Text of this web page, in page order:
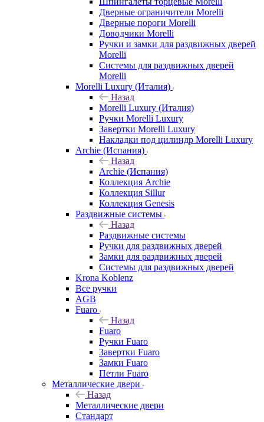
Дверные ограничители Morelli
Дверные пороги Morelli
Доводчики Morelli
Ручки и замки для раздвижных дверей
Morelli
Системы для раздвижных дверей
Morelli
Morelli Luxury (Италия)
Назад
Morelli Luxury (Италия)
Ручки Morelli Luxury
Завертки Morelli Luxury
Накладки под цилиндр Morelli Luxury
Archie (Испания)
Назад
Archie (Испания)
Коллекция Archie
Коллекция Sillur
Коллекция Genesis
Раздвижные системы
Назад
Раздвижные системы
Ручки для раздвижных дверей
Замки для раздвижных дверей
Системы для раздвижных дверей
Krona Koblenz
Все ручки
AGB
Fuaro
Назад
Fuaro
Ручки Fuaro
Завертки Fuaro
Замки Fuaro
Петли Fuaro
Металлические двери
Назад
Металлические двери
Стандарт